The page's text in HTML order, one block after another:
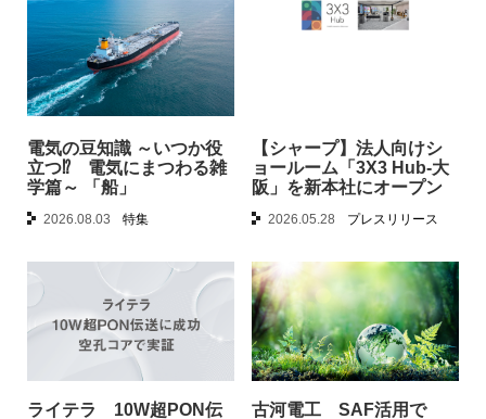
電気の豆知識 ～いつか役
立つ⁉︎ 電気にまつわる雑
学篇～ 「船」
2026.08.03 特集
【シャープ】法人向けシ
ョールーム「3X3 Hub-大
阪」を新本社にオープン
2026.05.28 プレスリリース
ライテラ 10W超PON伝 古河電工 SAF活用で